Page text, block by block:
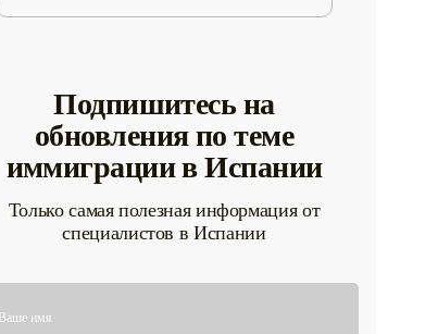
Подпишитесь на
обновления по теме
иммиграции в Испании
Только самая полезная информация от
специалистов в Испании